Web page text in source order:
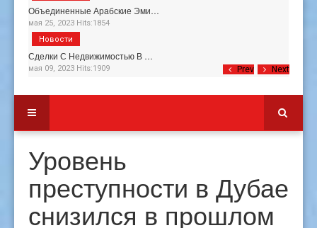
Prev Next
Объединенные Арабские Эми…
мая 25, 2023 Hits:1854
Сделки С Недвижимостью В …
мая 09, 2023 Hits:1909
Новости
Уровень
преступности в Дубае
снизился в прошлом